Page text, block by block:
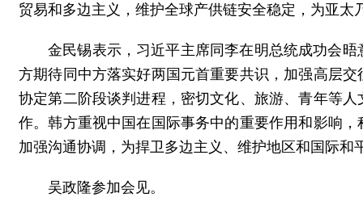
贸易和多边主义，维护全球产供链安全稳定，为亚太
金民锡表示，习近平主席同李在明总统成功会
方期待同中方落实好两国元首重要共识，加强高层
协定第二阶段谈判进程，密切文化、旅游、青年等
作。韩方重视中国在国际事务中的重要作用和影响
加强沟通协调，为捍卫多边主义、维护地区和国际和
吴政隆参加会见。